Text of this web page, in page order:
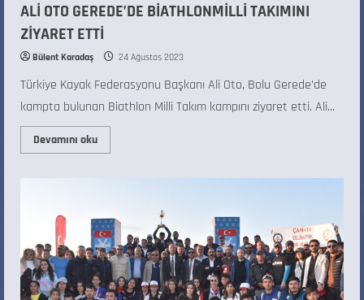
ALİ OTO GEREDE’DE BİATHLONMİLLİ TAKIMINI
ZİYARET ETTİ
Bülent Karadaş 24 Ağustos 2023
Türkiye Kayak Federasyonu Başkanı Ali Oto, Bolu Gerede’de
kampta bulunan Biathlon Milli Takım kampını ziyaret etti. Ali...
Devamını oku